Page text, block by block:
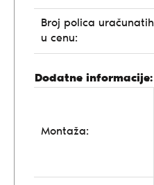
Broj polica uračunatih
u cenu:
Dodatne informacije:
Montaža: